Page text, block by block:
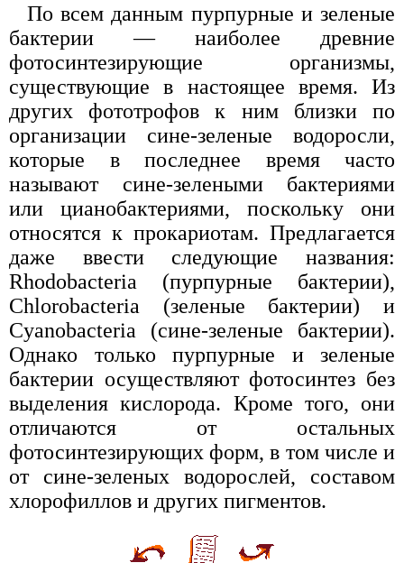
По всем данным пурпурные и зеленые
бактерии — наиболее древние
фотосинтезирующие организмы,
существующие в настоящее время. Из
других фототрофов к ним близки по
организации сине-зеленые водоросли,
которые в последнее время часто
называют сине-зелеными бактериями
или цианобактериями, поскольку они
относятся к прокариотам. Предлагается
даже ввести следующие названия:
Rhodobacteria (пурпурные бактерии),
Chlorobacteria (зеленые бактерии) и
Cyanobacteria (сине-зеленые бактерии).
Однако только пурпурные и зеленые
бактерии осуществляют фотосинтез без
выделения кислорода. Кроме того, они
отличаются от остальных
фотосинтезирующих форм, в том числе и
от сине-зеленых водорослей, составом
хлорофиллов и других пигментов.